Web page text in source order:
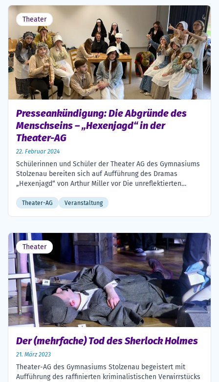
Zuschauer der Premiere […]
Theater
Presseankündigung: Die Abgründe des
Menschseins – „Hexenjagd“ in der
Theater-AG
22. Februar 2024
Schülerinnen und Schüler der Theater AG des Gymnasiums
Stolzenau bereiten sich auf Aufführung des Dramas
„Hexenjagd“ von Arthur Miller vor Die unreflektierten
Jahren zu beobachten sind, bedienen sich oft der Mittel
Theater-AG Veranstaltung
Theater
Der (mehrfache) Tod des Sherlock Holmes
21. März 2023
Theater-AG des Gymnasiums Stolzenau begeistert mit
Aufführung des raffinierten kriminalistischen Verwirrstücks